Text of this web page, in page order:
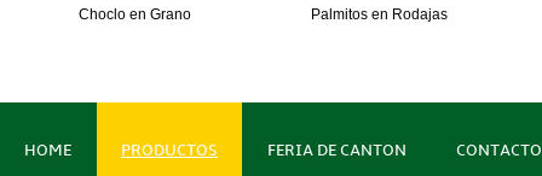
Choclo en Grano Palmitos en Rodajas
HOME PRODUCTOS FERIA DE CANTON CONTACTO